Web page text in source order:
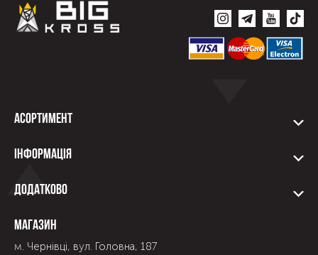
Асортимент
Інформація
Додатково
Магазин
м. Чернівці, вул. Головна, 187